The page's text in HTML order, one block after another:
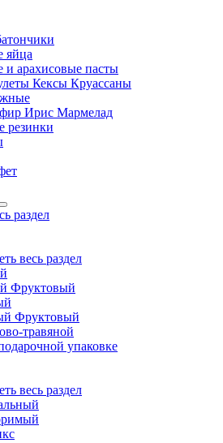
яйца
арахисовые пасты
Кексы Круассаны
Ирис Мармелад
резинки
раздел
весь раздел
Фруктовый
Фруктовый
травяной
упаковке
весь раздел